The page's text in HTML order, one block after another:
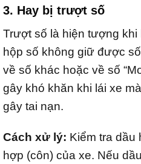
3. Hay bị trượt số
Trượt số là hiện tượng
hộp số không giữ được
về số khác hoặc về số
gây khó khăn khi lái xe
gây tai nạn.
Cách xử lý: Kiểm tra dầu
hợp (côn) của xe. Nếu